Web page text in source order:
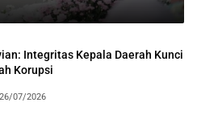
Integritas Kepala Daerah Kunci
Korupsi
26/07/2026